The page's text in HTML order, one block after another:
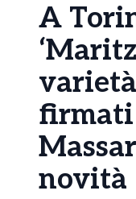
A
novità